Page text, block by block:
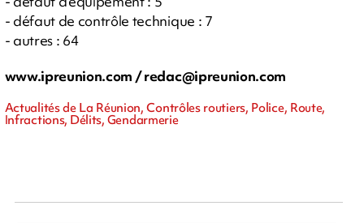
- défaut de contrôle technique : 7
- autres : 64
www.ipreunion.com /redac@ipreunion.com
Actualités de La Réunion, Contrôles routiers, Police, Route,
Infractions, Délits, Gendarmerie